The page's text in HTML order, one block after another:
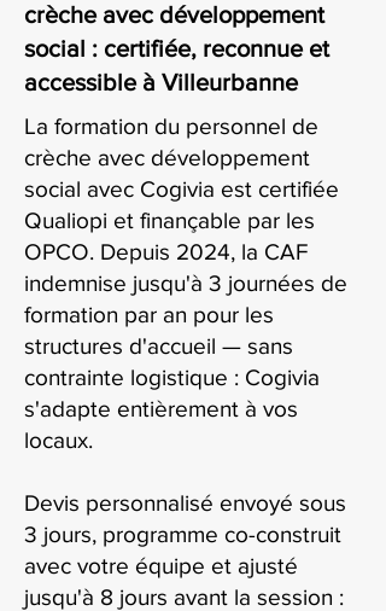
crèche avec développement
social : certifiée, reconnue et
accessible à Villeurbanne
La formation du personnel de
crèche avec développement
social avec Cogivia est certifiée
Qualiopi et finançable par les
OPCO. Depuis 2024, la CAF
indemnise jusqu'à 3 journées de
formation par an pour les
structures d'accueil — sans
contrainte logistique : Cogivia
s'adapte entièrement à vos
locaux.
Devis personnalisé envoyé sous
3 jours, programme co-construit
avec votre équipe et ajusté
jusqu'à 8 jours avant la session :